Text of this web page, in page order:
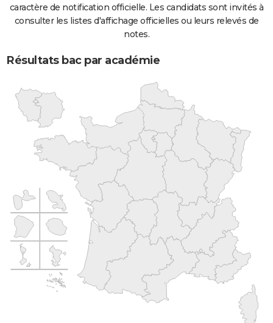
caractère de notification officielle. Les candidats sont invités à
consulter les listes d'affichage officielles ou leurs relevés de
notes.
Résultats bac par académie